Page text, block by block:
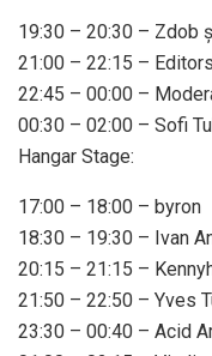
19:30 – 20:30 – Zdob
21:00 – 22:15 – Editors
22:45 – 00:00 –
00:30 – 02:00 – Sofi
Hangar Stage:
17:00 – 18:00 – byron
18:30 – 19:30 – Ivan
20:15 – 21:15 –
21:50 – 22:50 – Yves
23:30 – 00:40 – Acid